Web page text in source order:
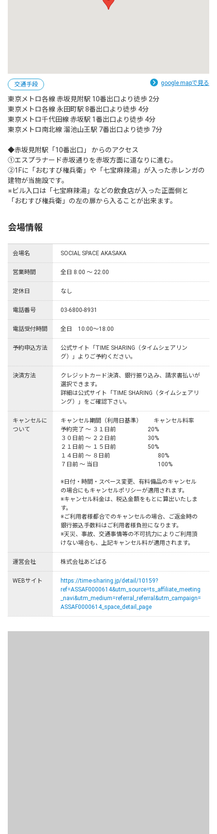
google mapで見る
交通手段
東京メトロ各線 赤坂見附駅 10番出口より徒歩 2分
東京メトロ各線 永田町駅 8番出口より徒歩 4分
東京メトロ千代田線 赤坂駅 1番出口より徒歩 4分
東京メトロ南北線 溜池山王駅 7番出口より徒歩 7分
◆赤坂見附駅「10番出口」 からのアクセス
①エスプラナード赤坂通りを赤坂方面に道なりに進む。
②1Fに「おむすび権兵衛」や「七宝麻辣湯」が入った赤レンガの
建物が当施設です。
※ビル入口は「七宝麻辣湯」などの飲食店が入った正面側と
「おむすび権兵衛」の左の扉から入ることが出来ます。
会場情報
会場名 SOCIAL SPACE AKASAKA
営業時間 全日 8:00 ～ 22:00
定休日 なし
電話番号 03-6800-8931
電話受付時間 全日　10:00～18:00
予約申込方法
公式サイト「TIME SHARING（タイムシェアリン
グ）」よりご予約ください。
決済方法
クレジットカード決済、銀行振り込み、請求書払いが
選択できます。
詳細は公式サイト「TIME SHARING（タイムシェアリ
ング）」をご確認下さい。
キャンセルに
ついて
キャンセル期間（利用日基準）	キャンセル料率
予約完了 ～ ３１日前	　　　　　20%
３０日前 ～ ２２日前	　　　　　30%
２１日前 ～ １５日前	　　　　　50%
１４日前 ～ ８日前	　 　　　　　  80%
７日前 ～ 当日	              　　　　　 100%
※日付・時間・スペース変更、有料備品のキャンセル
の場合にもキャンセルポリシーが適用されます。
※キャンセル料金は、税込金額をもとに算出いたしま
す。
※ご利用者様都合でのキャンセルの場合、ご返金時の
銀行振込手数料はご利用者様負担になります。
※天災、事故、交通事情等の不可抗力によりご利用頂
けない場合も、上記キャンセル料が適用されます。
運営会社 株式会社あどばる
WEBサイト
https://time-sharing.jp/detail/10159?
ref=ASSAF0000614&utm_source=ts_affiliate_meeting
_navi&utm_medium=referral_referral&utm_campaign=
ASSAF0000614_space_detail_page